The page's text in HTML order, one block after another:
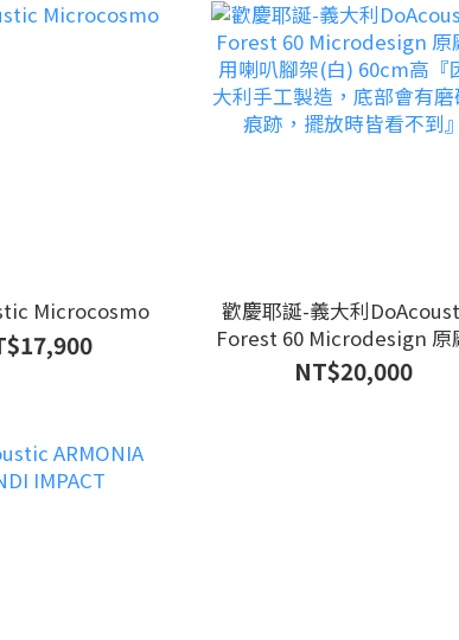
Microcosmo
歡慶耶誕-義大利
Forest 60 Microdesign 原
用喇叭腳架(白) 60cm高『
大利手工製造，底部會有磨
NT$20,000